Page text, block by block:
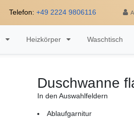
Telefon: +49 2224 9806116
Heizkörper Waschtisch
Duschwanne
In den Auswahlfeldern
Ablaufgarnitur